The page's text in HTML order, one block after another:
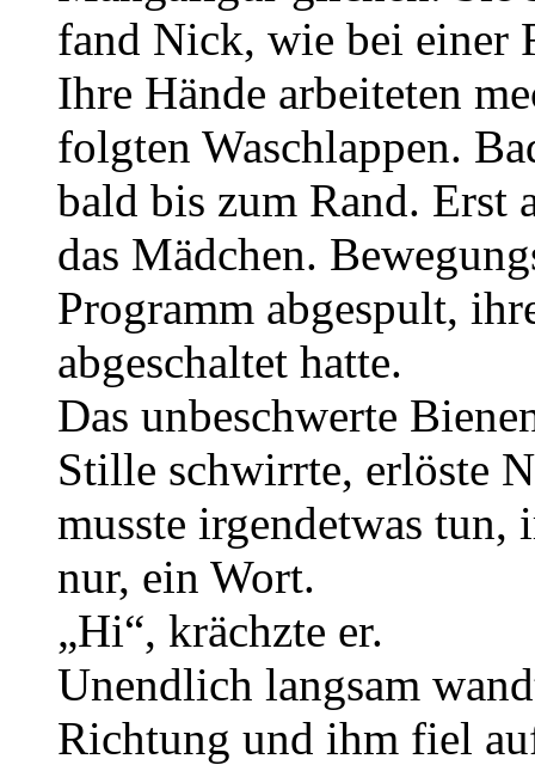
fand Nick, wie bei einer
Ihre Hände arbeiteten
folgten Waschlappen.
bald bis zum Rand. Erst
das Mädchen.
Programm abgespult,
abgeschaltet hatte.
Das unbeschwerte
Stille schwirrte, erlöste
musste irgendetwas tun,
nur, ein Wort.
„Hi“, krächzte er.
Unendlich langsam
Richtung und ihm fiel